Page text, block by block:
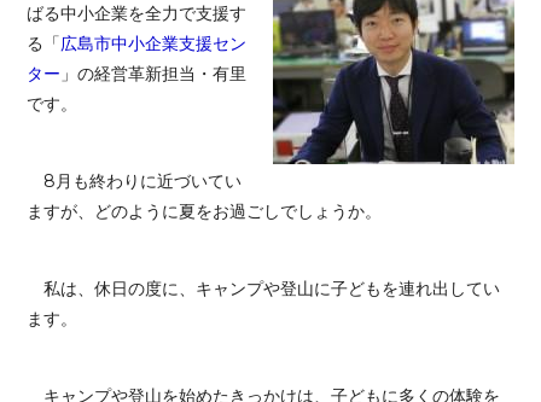
ばる中小企業を全力で支援す
る「広島市中小企業支援セン
ター 」の経営革新担当・有里
です。
8月も終わりに近づいてい
ますが、どのように夏をお過ごしでしょうか。
私は、休日の度に、キャンプや登山に子どもを連れ出してい
ます。
キャンプや登山を始めたきっかけは、子どもに多くの体験を